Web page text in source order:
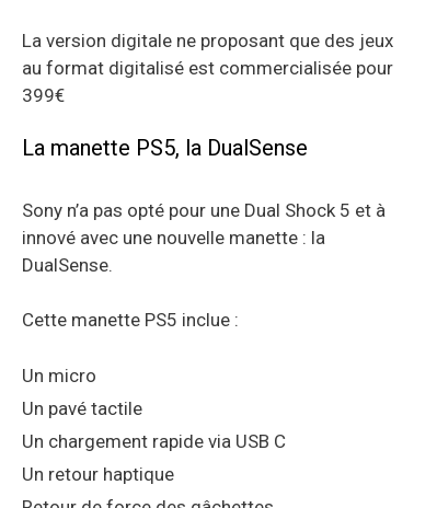
La version digitale ne proposant que des jeux
au format digitalisé est commercialisée pour
399€
La manette PS5, la DualSense
Sony n’a pas opté pour une Dual Shock 5 et à
innové avec une nouvelle manette : la
DualSense.
Cette manette PS5 inclue :
Un micro
Un pavé tactile
Un chargement rapide via USB C
Un retour haptique